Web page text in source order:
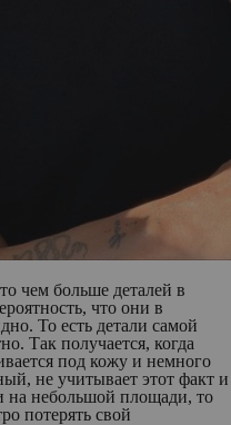
чем больше деталей в
что они в
То есть детали самой
Так получается, когда
под кожу и немного
не учитывает этот факт и
на небольшой площади, то
потерять свой